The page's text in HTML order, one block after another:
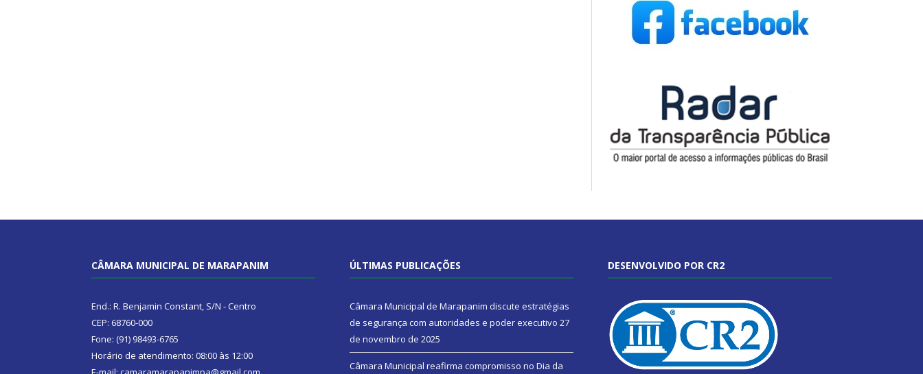
CÂMARA MUNICIPAL DE MARAPANIM
End.: R. Benjamin Constant, S/N - Centro
CEP: 68760-000
Fone: (91) 98493-6765
Horário de atendimento: 08:00 às 12:00
ÚLTIMAS PUBLICAÇÕES
Câmara Municipal de Marapanim discute estratégias
de segurança com autoridades e poder executivo 27
de novembro de 2025
Câmara Municipal reafirma compromisso no Dia da
DESENVOLVIDO POR CR2